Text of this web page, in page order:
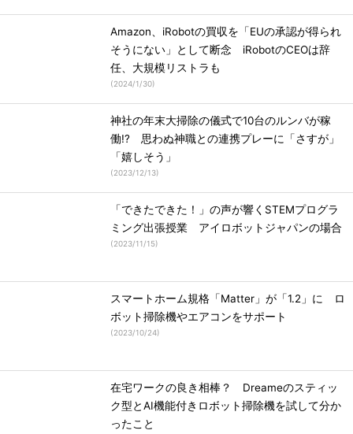
Amazon、iRobotの買収を「EUの承認が得られ
そうにない」として断念 iRobotのCEOは辞
任、大規模リストラも
(2024/1/30)
神社の年末大掃除の儀式で10台のルンバが稼
働!? 思わぬ神職との連携プレーに「さすが」
「嬉しそう」
(2023/12/13)
「できたできた！」の声が響くSTEMプログラ
ミング出張授業 アイロボットジャパンの場合
(2023/11/15)
スマートホーム規格「Matter」が「1.2」に ロ
ボット掃除機やエアコンをサポート
(2023/10/24)
在宅ワークの良き相棒？ Dreameのスティッ
ク型とAI機能付きロボット掃除機を試して分か
ったこと